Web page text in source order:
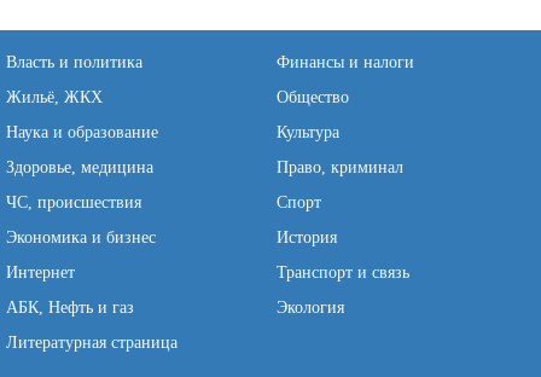
Власть и политика
Финансы и налоги
Жильё, ЖКХ
Общество
Наука и образование
Культура
Здоровье, медицина
Право, криминал
ЧС, происшествия
Спорт
Экономика и бизнес
История
Интернет
Транспорт и связь
АБК, Нефть и газ
Экология
Литературная страница